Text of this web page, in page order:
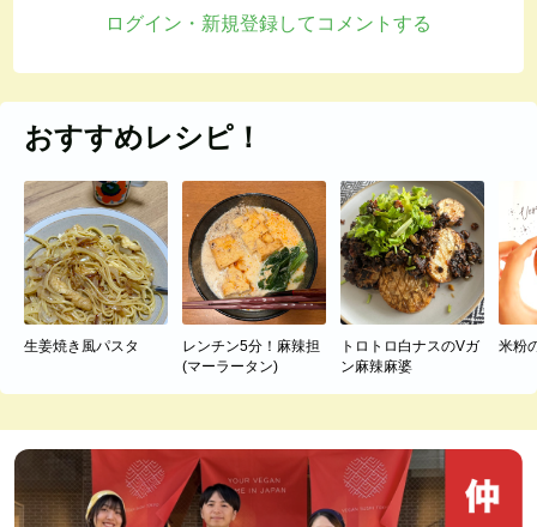
ログイン・新規登録してコメントする
おすすめレシピ！
生姜焼き風パスタ
レンチン5分！麻辣担
(マーラータン)
トロトロ白ナスのVガ
ン麻辣麻婆
米粉